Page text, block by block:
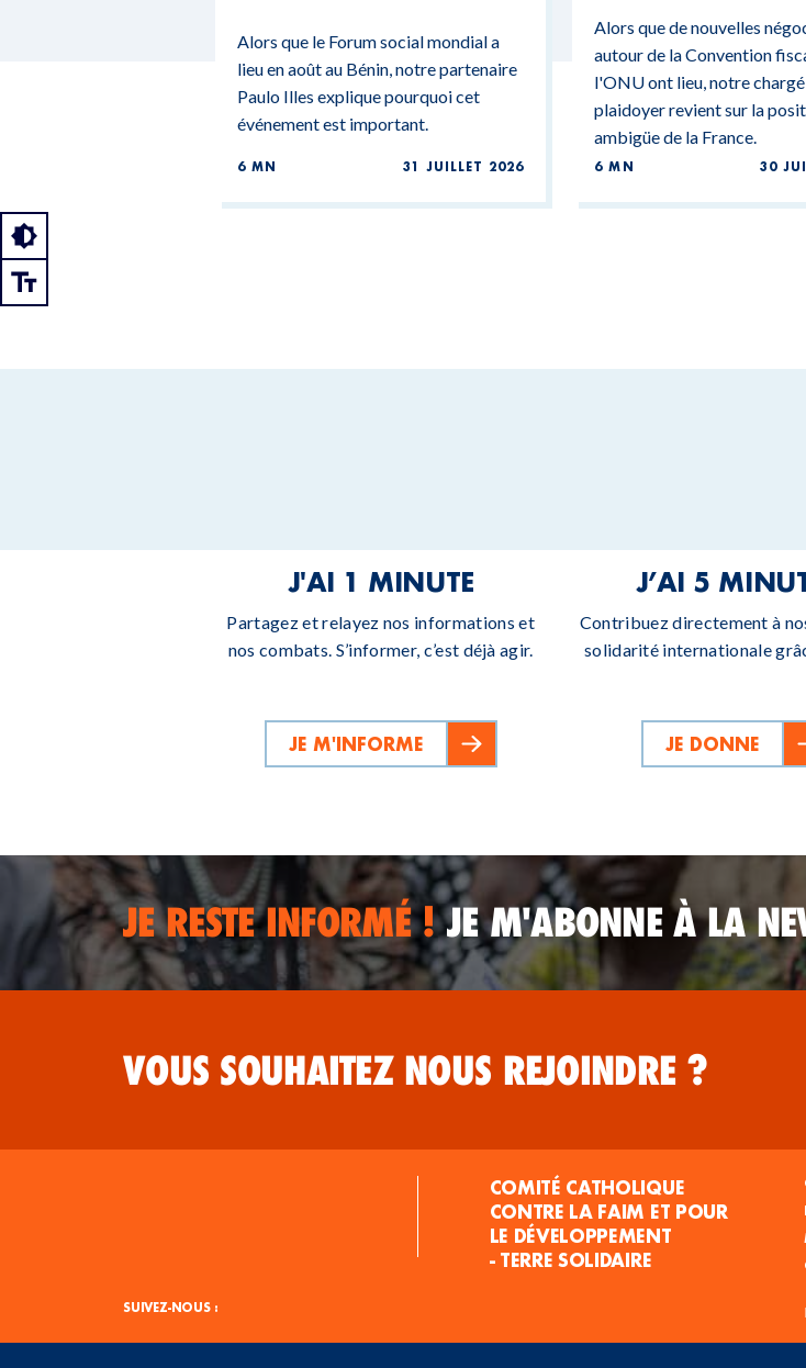
Alors que le Forum social mondial a
lieu en août au Bénin, notre partenaire
Paulo Illes explique pourquoi cet
événement est important.
6 MN 31 JUILLET 2026
BUDGÉTAIRES
Alors que de nouvelles
autour de la Convention
l'ONU ont lieu, notre
plaidoyer revient sur la
ambigüe de la France.
6 MN 30
J'AI 1 MINUTE
Partagez et relayez nos informations et
nos combats. S’informer, c’est déjà agir.
JE M'INFORME
J’AI 5
Contribuez directement à
solidarité internationale
JE DONNE
JE RESTE INFORMÉ !JE M'ABONNE À LA
VOUS SOUHAITEZ NOUS REJOINDRE ?
SUIVEZ-NOUS :
COMITÉ CATHOLIQUE
CONTRE LA FAIM ET POUR
LE DÉVELOPPEMENT
- TERRE SOLIDAIRE